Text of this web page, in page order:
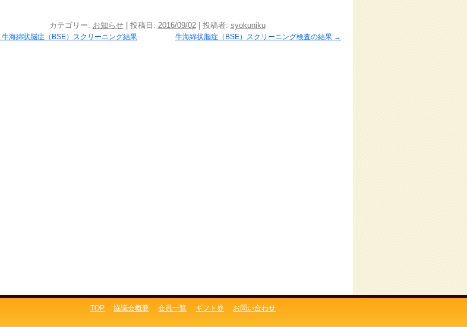
カテゴリー: お知らせ| 投稿日: 2016/09/02| 投稿者: syokuniku
牛海綿状脳症（BSE）スクリーニング結果 牛海綿状脳症（BSE）スクリーニング検査の結果 →
TOP 協議会概要 会員一覧 ギフト券 お問い合わせ